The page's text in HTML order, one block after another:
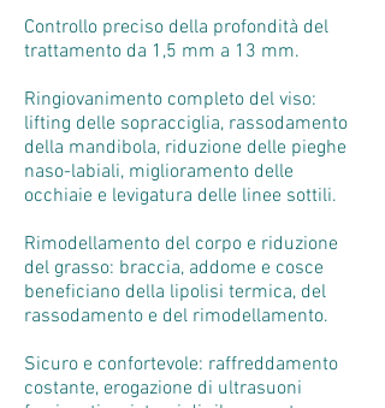
Controllo preciso della profondità del
trattamento da 1,5 mm a 13 mm.
Ringiovanimento completo del viso:
lifting delle sopracciglia, rassodamento
della mandibola, riduzione delle pieghe
naso-labiali, miglioramento delle
occhiaie e levigatura delle linee sottili.
Rimodellamento del corpo e riduzione
del grasso: braccia, addome e cosce
beneficiano della lipolisi termica, del
rassodamento e del rimodellamento.
Sicuro e confortevole: raffreddamento
costante, erogazione di ultrasuoni